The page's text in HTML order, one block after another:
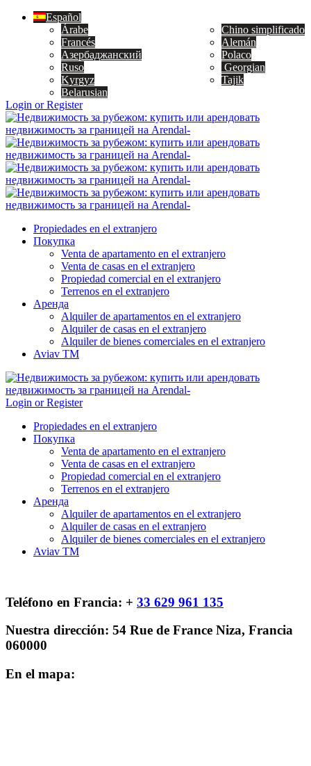
Español
Árabe
Chino simplificado
Francés
Alemán
Азербаджанский
Polaco
Ruso
Georgian
Kyrgyz
Tajik
Belarusian
Login or Register
Propiedades en el extranjero
Покупка
Venta de apartamento en el extranjero
Venta de casas en el extranjero
Propiedad comercial en el extranjero
Terrenos en el extranjero
Аренда
Alquiler de apartamentos en el extranjero
Alquiler de casas en el extranjero
Alquiler de bienes comerciales en el extranjero
Aviav TM
Login or Register
Propiedades en el extranjero
Покупка
Venta de apartamento en el extranjero
Venta de casas en el extranjero
Propiedad comercial en el extranjero
Terrenos en el extranjero
Аренда
Alquiler de apartamentos en el extranjero
Alquiler de casas en el extranjero
Alquiler de bienes comerciales en el extranjero
Aviav TM
Teléfono en Francia: + 33 629 961 135
Nuestra dirección: 54 Rue de France Niza, Francia
060000
En el mapa: